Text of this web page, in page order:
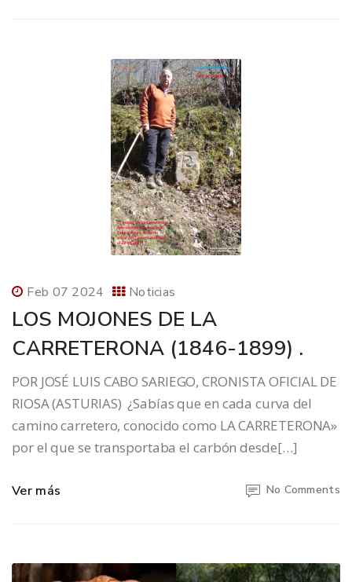
Feb 07 2024 Noticias
LOS MOJONES DE LA
CARRETERONA (1846-1899) .
POR JOSÉ LUIS CABO SARIEGO, CRONISTA OFICIAL DE
RIOSA (ASTURIAS) ¿Sabías que en cada curva del
camino carretero, conocido como LA CARRETERONA»
por el que se transportaba el carbón desde[…]
Ver más No Comments